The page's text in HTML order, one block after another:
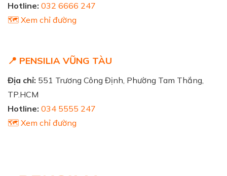
Hotline: 032 6666 247
🗺️ Xem chỉ đường
📍 PENSILIA VŨNG TÀU
Địa chỉ: 551 Trương Công Định, Phường Tam Thắng,
TP.HCM
Hotline: 034 5555 247
🗺️ Xem chỉ đường